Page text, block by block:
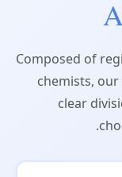
Composed of
chemists,
clear